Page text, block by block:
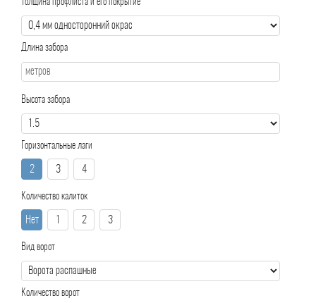
Толщина профлиста и его покрытие
Длина забора
Высота забора
Горизонтальные лаги
2 3 4
Количество калиток
Нет 2 3
Вид ворот
Количество ворот